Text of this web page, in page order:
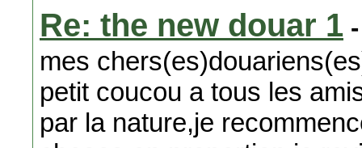
Re: the new douar 1
mes
petit coucou a tous les
par la nature,je